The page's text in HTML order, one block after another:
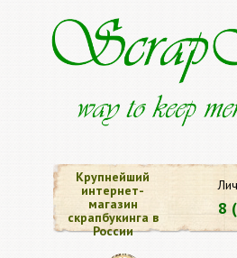
8
Крупнейший
интернет-
магазин
скрапбукинга в
России